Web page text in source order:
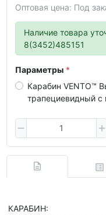
Оптовая цена: Под
Наличие товара
8(3452)485151
Параметры
Карабин VENTO™
трапециевидный с
КАРАБИН: